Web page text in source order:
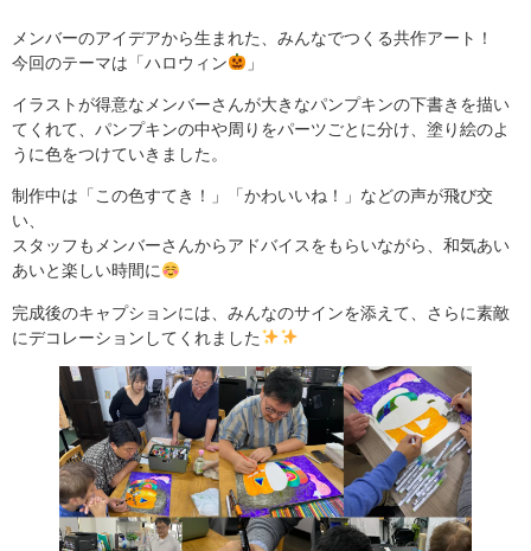
メンバーのアイデアから生まれた、みんなでつくる共作アート！
今回のテーマは「ハロウィン
」
イラストが得意なメンバーさんが大きなパンプキンの下書きを描い
てくれて、パンプキンの中や周りをパーツごとに分け、塗り絵のよ
うに色をつけていきました。
制作中は「この色すてき！」「かわいいね！」などの声が飛び交
い、
スタッフもメンバーさんからアドバイスをもらいながら、和気あい
あいと楽しい時間に
完成後のキャプションには、みんなのサインを添えて、さらに素敵
にデコレーションしてくれました